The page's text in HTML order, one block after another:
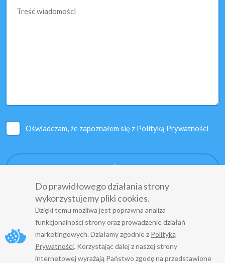
Treść wiadomości
Oświadczam, że zapoznałem się z Polityką Prywatności
Copyright © 2022
Do prawidłowego działania strony
wykorzystujemy pliki cookies.
Dzięki temu możliwa jest poprawna analiza
funkcjonalności strony oraz prowadzenie działań
marketingowych. Działamy zgodnie z Polityką
Prywatności. Korzystając dalej z naszej strony
internetowej wyrażają Państwo zgodę na przedstawione